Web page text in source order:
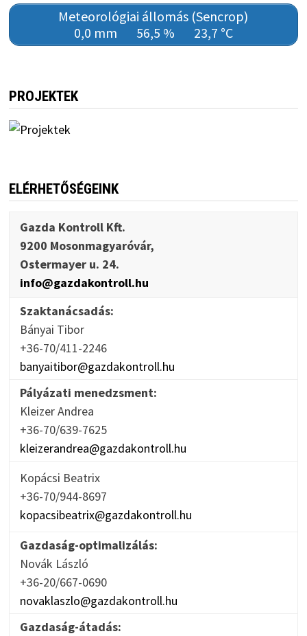
Meteorológiai állomás (Sencrop)
0,0 mm
56,5 % 23,7 °C
PROJEKTEK
ELÉRHETŐSÉGEINK
Gazda Kontroll Kft.
9200 Mosonmagyaróvár,
Ostermayer u. 24.
info@gazdakontroll.hu
Szaktanácsadás:
Bányai Tibor
+36-70/411-2246
banyaitibor@gazdakontroll.hu
Pályázati menedzsment:
Kleizer Andrea
+36-70/639-7625
kleizerandrea@gazdakontroll.hu
Kopácsi Beatrix
+36-70/944-8697
kopacsibeatrix@gazdakontroll.hu
Gazdaság-optimalizálás:
Novák László
+36-20/667-0690
novaklaszlo@gazdakontroll.hu
Gazdaság-átadás: